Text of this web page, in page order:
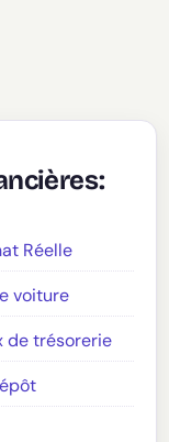
Réelle
voiture
de trésorerie